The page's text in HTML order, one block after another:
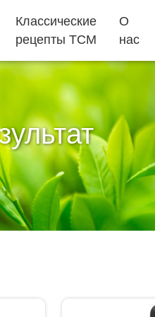
Классические
рецепты TCM
О
нас
как быстро
заснуть
добавки для
детей
пакетики для чая